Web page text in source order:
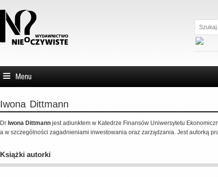
Szukaj...
Menu
Iwona Dittmann
Dr Iwona Dittmann jest adiunktem w Katedrze Finansów Uniwersytetu
a w szczególności zagadnieniami inwestowania oraz zarządzania. Jest autorką
Książki autorki